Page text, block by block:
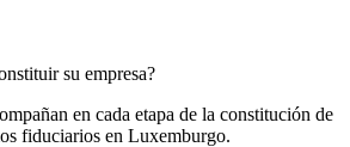
su empresa?
en cada etapa de la constitución de
fiduciarios en Luxemburgo.